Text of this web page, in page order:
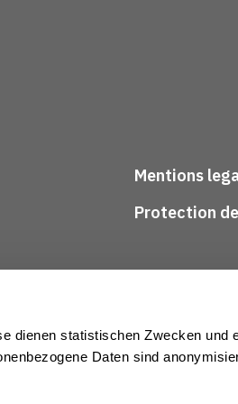
dienen statistischen Zwecken und
Daten sind
Mentions
Protection